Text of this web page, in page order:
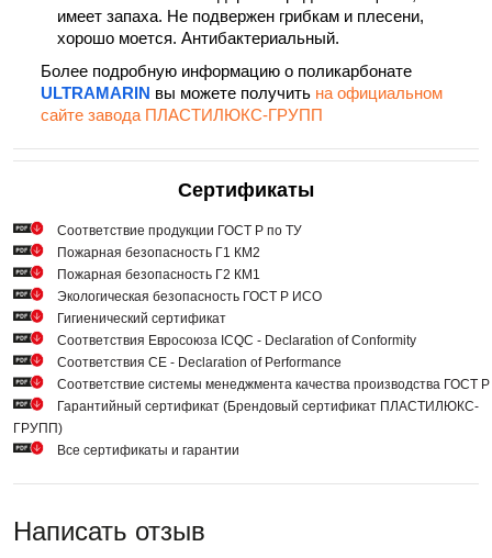
имеет запаха. Не подвержен грибкам и плесени,
хорошо моется. Антибактериальный.
Более подробную информацию о поликарбонате
ULTRAMARIN вы можете получить на официальном
сайте завода ПЛАСТИЛЮКС-ГРУПП
Сертификаты
Cоответствие продукции ГОСТ Р по ТУ
Пожарная безопасность Г1 КМ2
Пожарная безопасность Г2 КМ1
Экологическая безопасность ГОСТ Р ИСО
Гигиенический сертификат
Соответствия Евросоюза ICQC - Declaration of Conformity
Соответствия СЕ - Declaration of Performance
Соответствие системы менеджмента качества производства ГОСТ
Гарантийный сертификат (Брендовый сертификат ПЛАСТИЛЮКС-
ГРУПП)
Все сертификаты и гарантии
Написать отзыв